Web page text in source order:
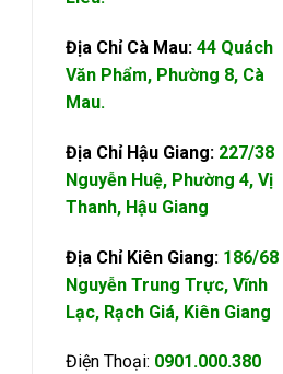
Địa Chỉ Cà Mau: 44 Quách
Văn Phẩm, Phường 8, Cà
Mau.
Địa Chỉ Hậu Giang: 227/38
Nguyễn Huệ, Phường 4, Vị
Thanh, Hậu Giang
Địa Chỉ Kiên Giang: 186/68
Nguyễn Trung Trực, Vĩnh
Lạc, Rạch Giá, Kiên Giang
Điện Thoại: 0901.000.380